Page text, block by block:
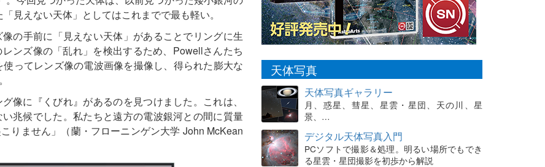
見えない天体」としてはこれまでで最も軽い。
の手前に「見えない天体」があることでリングに生
ンズ像の「乱れ」を検出するため、Powellさんたち
ってレンズ像の電波画像を撮像し、得られた膨大な
像に『くびれ』があるのを見つけました。これは、
兆候でした。私たちと遠方の電波銀河との間に質量
りません」（蘭・フローニンゲン大学 John McKean
天体写真
天体写真ギャラリー
月、惑星、彗星、星雲・星団、天の川、星
景、…
デジタル天体写真入門
PCソフトで撮影＆処理。明るい場所でもでき
る星雲・星団撮影を初歩から解説